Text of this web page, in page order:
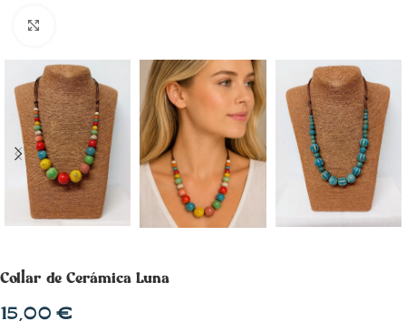
Collar de Cerámica Luna
15,00 €